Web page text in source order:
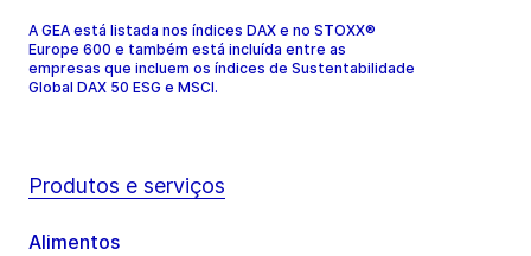
A GEA está listada nos índices DAX e no STOXX®
Europe 600 e também está incluída entre as
empresas que incluem os índices de Sustentabilidade
Global DAX 50 ESG e MSCI.
Produtos e serviços
Alimentos